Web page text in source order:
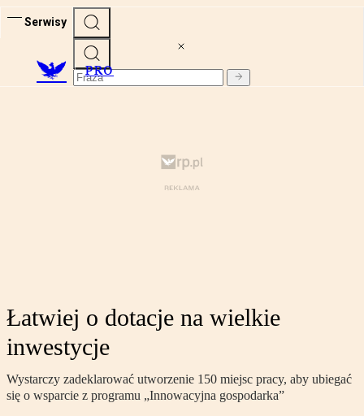
Serwisy
PRO
Łatwiej o dotacje na wielkie
inwestycje
Wystarczy zadeklarować utworzenie 150 miejsc pracy, aby ubiegać
się o wsparcie z programu „Innowacyjna gospodarka”